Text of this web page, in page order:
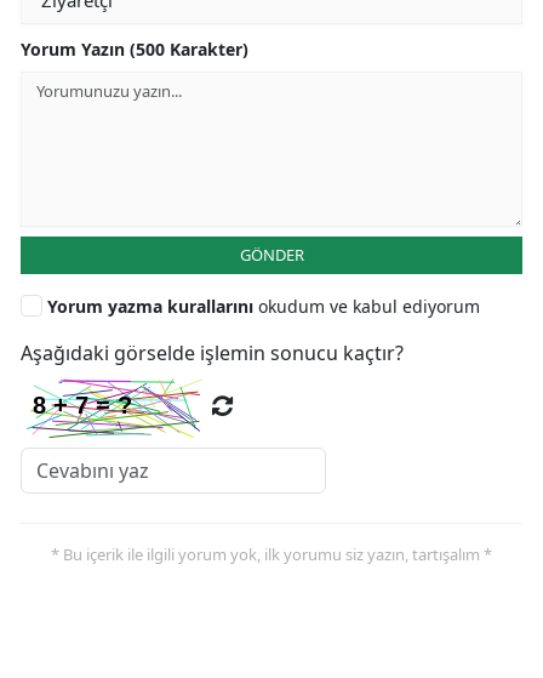
Yorum Yazın (500 Karakter)
GÖNDER
Yorum yazma kurallarını okudum ve kabul ediyorum
Aşağıdaki görselde işlemin sonucu kaçtır?
* Bu içerik ile ilgili yorum yok, ilk yorumu siz yazın, tartışalım *